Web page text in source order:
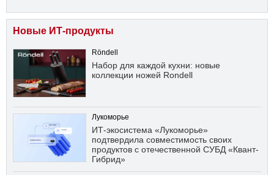
Новые ИТ-продукты
Röndell
Набор для каждой кухни: новые
коллекции ножей Rondell
Лукоморье
ИТ-экосистема «Лукоморье»
подтвердила совместимость своих
продуктов с отечественной СУБД «Квант-
Гибрид»